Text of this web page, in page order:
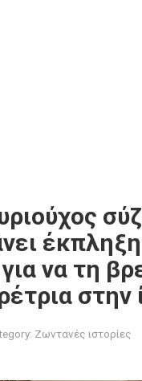
να τη
στην
Ζωντανές ιστορίες